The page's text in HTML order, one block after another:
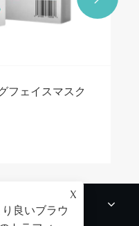
フェイスマスク
X
良いブラウ